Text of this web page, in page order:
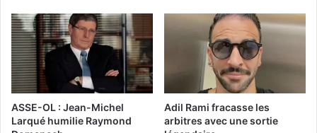
ASSE-OL : Jean-Michel
Larqué humilie Raymond
Adil Rami fracasse les
arbitres avec une sortie